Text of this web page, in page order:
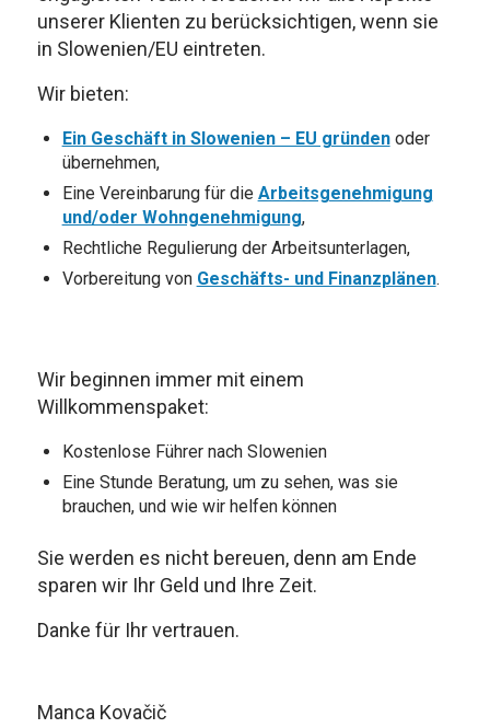
unserer Klienten zu berücksichtigen, wenn sie
in Slowenien/EU eintreten.
Wir bieten:
Ein Geschäft in Slowenien – EU gründenoder
übernehmen,
Eine Vereinbarung für die Arbeitsgenehmigung
und/oder Wohngenehmigung,
Rechtliche Regulierung der Arbeitsunterlagen,
Vorbereitung von Geschäfts- und Finanzplänen.
Wir beginnen immer mit einem
Willkommenspaket:
Kostenlose Führer nach Slowenien
Eine Stunde Beratung, um zu sehen, was sie
brauchen, und wie wir helfen können
Sie werden es nicht bereuen, denn am Ende
sparen wir Ihr Geld und Ihre Zeit.
Danke für Ihr vertrauen.
Manca Kovačič